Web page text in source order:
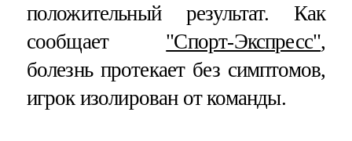
положительный результат. Как
сообщает "Спорт-Экспресс",
болезнь протекает без симптомов,
игрок изолирован от команды.